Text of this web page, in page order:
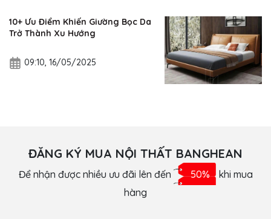
10+ Ưu Điểm Khiến Giường Bọc Da
Trở Thành Xu Hướng
09:10, 16/05/2025
ĐĂNG KÝ MUA NỘI THẤT BANGHEAN
Để nhận được nhiều ưu đãi lên đến 50% khi mua
hàng